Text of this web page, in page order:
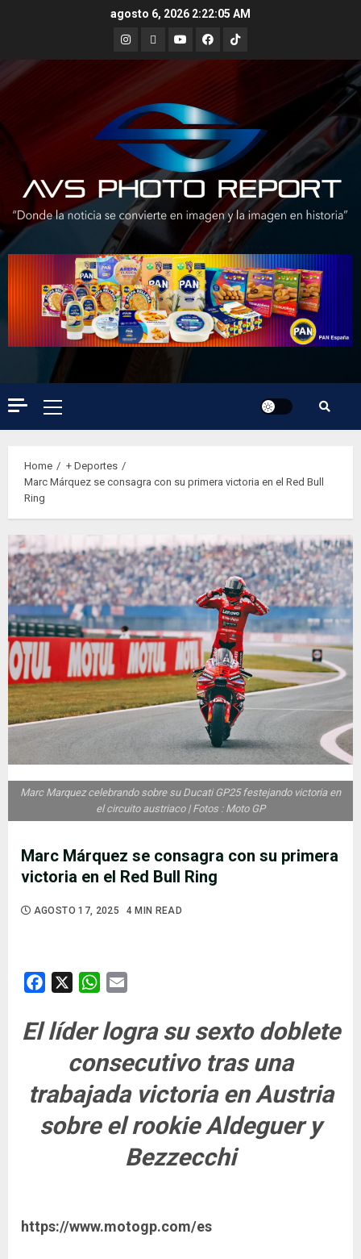
agosto 6, 2026 2:22:06 AM
Instagram
X YoutubeFacebook
TikTok
Primary
Menu
Home
+ Deportes
Marc Márquez se consagra con su primera victoria en el Red Bull
Ring
Marc Márquez se consagra con su primera
victoria en el Red Bull Ring
AGOSTO 17, 2025 4 MIN READ
Marc Marquez celebrando sobre su Ducati GP25 festejando victoria en
el circuito austriaco | Fotos : Moto GP
Facebook WhatsApp
El líder logra su sexto doblete
consecutivo tras una
trabajada victoria en Austria
sobre el rookie Aldeguer y
Bezzecchi
https://www.motogp.com/es